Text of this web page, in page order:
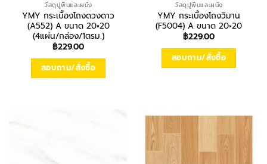
วัสดุปูพื้นและผนัง
YMY กระเบื้องโถงดวงดาว
(A552) A ขนาด 20×20
(4แผ่น/กล่อง/1ตรม.)
฿229.00
สอบถาม/สั่งซื้อ
วัสดุปูพื้นและผนัง
YMY กระเบื้องโถงวิมาน
(F5004) A ขนาด 20×20
฿229.00
สอบถาม/สั่งซื้อ